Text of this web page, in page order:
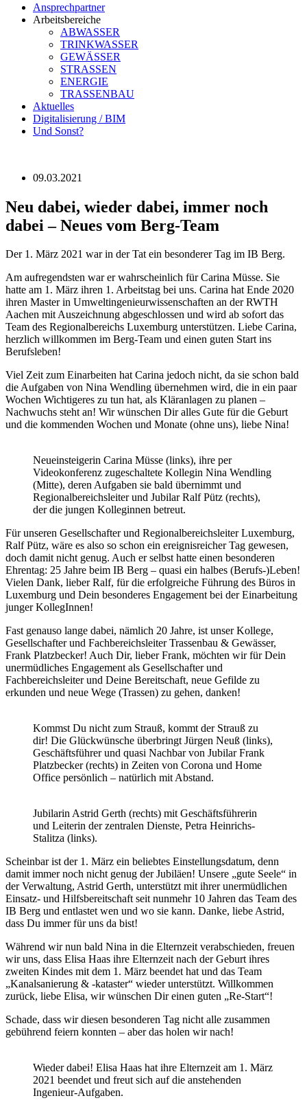
Ansprechpartner
Arbeitsbereiche
ABWASSER
TRINKWASSER
GEWÄSSER
STRASSEN
ENERGIE
TRASSENBAU
Aktuelles
Digitalisierung / BIM
Und Sonst?
09.03.2021
Neu dabei, wieder dabei, immer noch
dabei – Neues vom Berg-Team
Der 1. März 2021 war in der Tat ein besonderer Tag im IB Berg.
Am aufregendsten war er wahrscheinlich für Carina Müsse. Sie
hatte am 1. März ihren 1. Arbeitstag bei uns. Carina hat Ende 2020
ihren Master in Umweltingenieurwissenschaften an der RWTH
Aachen mit Auszeichnung abgeschlossen und wird ab sofort das
Team des Regionalbereichs Luxemburg unterstützen. Liebe Carina,
herzlich willkommen im Berg-Team und einen guten Start ins
Berufsleben!
Viel Zeit zum Einarbeiten hat Carina jedoch nicht, da sie schon bald
die Aufgaben von Nina Wendling übernehmen wird, die in ein paar
Wochen Wichtigeres zu tun hat, als Kläranlagen zu planen –
Nachwuchs steht an! Wir wünschen Dir alles Gute für die Geburt
und die kommenden Wochen und Monate (ohne uns), liebe Nina!
Neueinsteigerin Carina Müsse (links), ihre per
Videokonferenz zugeschaltete Kollegin Nina Wendling
(Mitte), deren Aufgaben sie bald übernimmt und
Regionalbereichsleiter und Jubilar Ralf Pütz (rechts),
der die jungen Kolleginnen betreut.
Für unseren Gesellschafter und Regionalbereichsleiter Luxemburg,
Ralf Pütz, wäre es also so schon ein ereignisreicher Tag gewesen,
doch damit nicht genug. Auch er selbst hatte einen besonderen
Ehrentag: 25 Jahre beim IB Berg – quasi ein halbes (Berufs-)Leben!
Vielen Dank, lieber Ralf, für die erfolgreiche Führung des Büros in
Luxemburg und Dein besonderes Engagement bei der Einarbeitung
junger KollegInnen!
Fast genauso lange dabei, nämlich 20 Jahre, ist unser Kollege,
Gesellschafter und Fachbereichsleiter Trassenbau & Gewässer,
Frank Platzbecker! Auch Dir, lieber Frank, möchten wir für Dein
unermüdliches Engagement als Gesellschafter und
Fachbereichsleiter und Deine Bereitschaft, neue Gefilde zu
erkunden und neue Wege (Trassen) zu gehen, danken!
Kommst Du nicht zum Strauß, kommt der Strauß zu
dir! Die Glückwünsche überbringt Jürgen Neuß (links),
Geschäftsführer und quasi Nachbar von Jubilar Frank
Platzbecker (rechts) in Zeiten von Corona und Home
Office persönlich – natürlich mit Abstand.
Jubilarin Astrid Gerth (rechts) mit Geschäftsführerin
und Leiterin der zentralen Dienste, Petra Heinrichs-
Stalitza (links).
Scheinbar ist der 1. März ein beliebtes Einstellungsdatum, denn
damit immer noch nicht genug der Jubiläen! Unsere „gute Seele“ in
der Verwaltung, Astrid Gerth, unterstützt mit ihrer unermüdlichen
Einsatz- und Hilfsbereitschaft seit nunmehr 10 Jahren das Team des
IB Berg und entlastet wen und wo sie kann. Danke, liebe Astrid,
dass Du immer für uns da bist!
Während wir nun bald Nina in die Elternzeit verabschieden, freuen
wir uns, dass Elisa Haas ihre Elternzeit nach der Geburt ihres
zweiten Kindes mit dem 1. März beendet hat und das Team
„Kanalsanierung & -kataster“ wieder unterstützt. Willkommen
zurück, liebe Elisa, wir wünschen Dir einen guten „Re-Start“!
Schade, dass wir diesen besonderen Tag nicht alle zusammen
gebührend feiern konnten – aber das holen wir nach!
Wieder dabei! Elisa Haas hat ihre Elternzeit am 1. März
2021 beendet und freut sich auf die anstehenden
Ingenieur-Aufgaben.